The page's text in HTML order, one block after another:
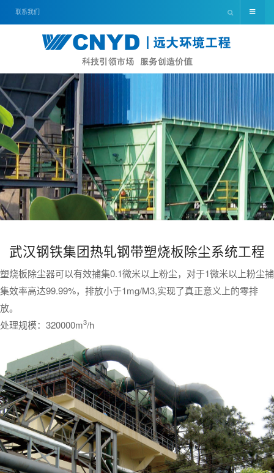
联系我们
武汉钢铁集团热轧钢带塑烧板除尘系统工程
塑烧板除尘器可以有效捕集0.1微米以上粉尘，对于1微米以上粉尘捕
集效率高达99.99%，排放小于1mg/M3,实现了真正意义上的零排
放。
处理规模：320000m3/h